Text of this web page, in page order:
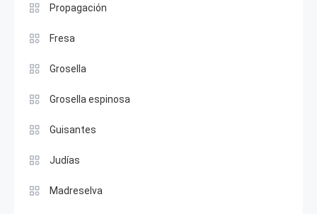
Propagación
Fresa
Grosella
Grosella espinosa
Guisantes
Judías
Madreselva